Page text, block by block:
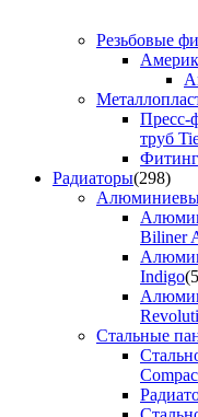
Резьбовые
Пресс-
труб
Радиаторы(298)
Biliner
Indigo
Стальные